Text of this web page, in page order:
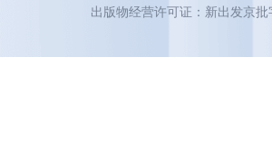
出版物经营许可证：新出发京